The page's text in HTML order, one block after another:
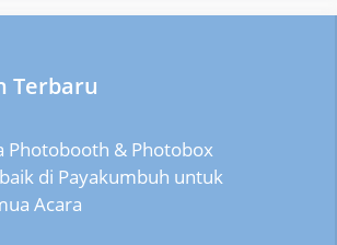
Terbaru
Photobooth & Photobox
di Payakumbuh untuk
Acara